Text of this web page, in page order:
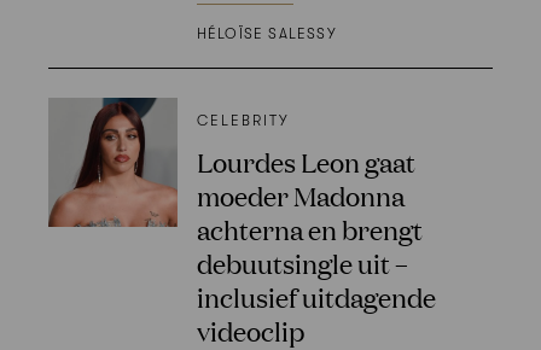
HÉLOÏSE SALESSY
CELEBRITY
Lourdes Leon gaat
moeder Madonna
achterna en brengt
debuutsingle uit –
inclusief uitdagende
videoclip